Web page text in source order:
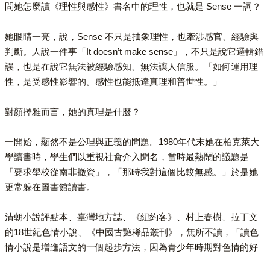
問她怎麼讀《理性與感性》書名中的理性，也就是 Sense 一詞？
她眼睛一亮，說，Sense 不只是抽象理性，也牽涉感官、經驗與
判斷。人說一件事「It doesn’t make sense」，不只是說它邏輯錯
誤，也是在說它無法被經驗感知、無法讓人信服。「如何運用理
性，是受感性影響的。感性也能抵達真理和普世性。」
對顏擇雅而言，她的真理是什麼？
一開始，顯然不是公理與正義的問題。1980年代末她在柏克萊大
學讀書時，學生們以重視社會介入聞名，當時最熱鬧的議題是
「要求學校從南非撤資」，「那時我對這個比較無感。」於是她
更常躲在圖書館讀書。
清朝小說評點本、臺灣地方誌、《紐約客》、村上春樹、拉丁文
的18世紀色情小說、《中國古艷稀品叢刊》，無所不讀，「讀色
情小說是增進語文的一個起步方法，因為青少年時期對色情的好